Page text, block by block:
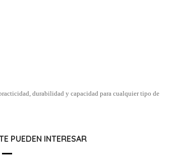
durabilidad y capacidad para cualquier tipo de
PUEDEN INTERESAR